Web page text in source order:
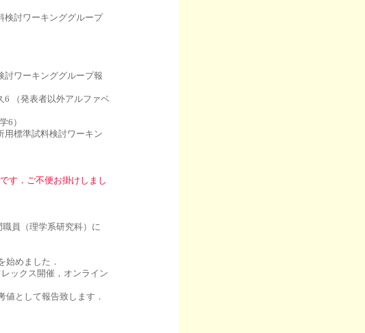
検討ワーキンググループ
討ワーキンググループ報
6 （発表者以外アルファベ
6）
用標準試料検討ワーキン
す．ご不便お掛けしまし
員（理学系研究科）に
始めました．
ックス開催，オンライン
値として報告致します．